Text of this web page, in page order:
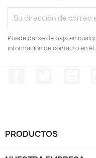
Puede darse de baja en
información de contacto en el
PRODUCTOS